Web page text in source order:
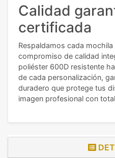
Calidad
certificada
Respaldamos cada
compromiso de calidad
poliéster 600D resistente
de cada personalización,
duradero que protege tus
imagen profesional con